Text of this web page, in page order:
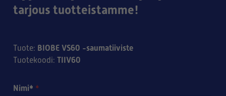
tarjous tuotteistamme!
Tuote: BIOBE VS60 -saumatiiviste
Tuotekoodi: TIIV60
Nimi* *